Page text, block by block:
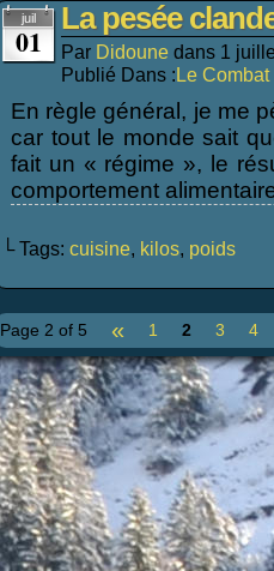
juil
01
La pesée
Par Didoune dans 1
Publié Dans :Le
En règle général, je me
car tout le monde sait
fait un « régime », le
comportement
└ Tags: cuisine, kilos, poids
Page 2 of 5 « 1 2 3 4